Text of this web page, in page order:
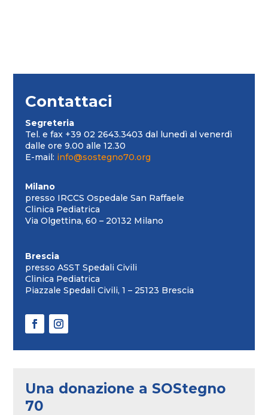
Contattaci
Segreteria
Tel. e fax +39 02 2643.3403 dal lunedì al venerdì
dalle ore 9.00 alle 12.30
E-mail: info@sostegno70.org
Milano
presso IRCCS Ospedale San Raffaele
Clinica Pediatrica
Via Olgettina, 60 – 20132 Milano
Brescia
presso ASST Spedali Civili
Clinica Pediatrica
Piazzale Spedali Civili, 1 – 25123 Brescia
Una donazione a SOStegno
70